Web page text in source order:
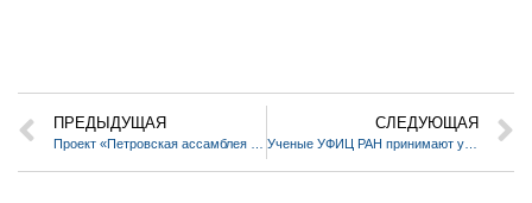
ПРЕДЫДУЩАЯ СЛЕДУЮЩАЯ
Ученые УФИЦ РАН принимают участие в работе трехдневной международной научной конференции «Проблемы археологии и этноистории Восточной Европы, Сибири и Северо-Восточной Азии»